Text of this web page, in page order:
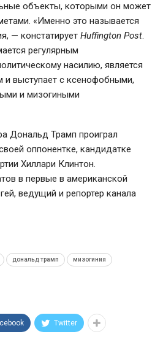
объекты, которыми он может
«Именно это называется
— констатирует Нuffington Рost.
регулярным
насилию, является
и выступает с ксенофобными,
и мизогиными
Дональд Трамп проиграл
оппонентке, кандидатке
Хиллари Клинтон.
в первые в американской
ведущий и репортер канала
дональд трамп мизогиния
Twitter